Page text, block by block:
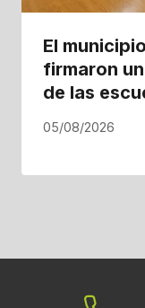
El
firmaron
de las
05/08/2026